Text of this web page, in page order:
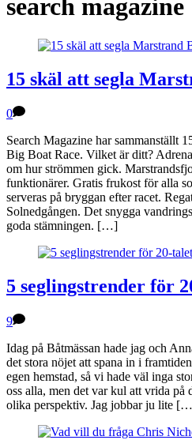
search magazine
15 skäl att segla
0
Search Magazine har sammanställt
Big Boat Race. Vilket är ditt?
om hur strömmen gick.
funktionärer. Gratis frukost för alla
serveras på bryggan efter racet.
Solnedgången. Det snygga
goda stämningen. […]
5 seglingstrender för
9
Idag på Båtmässan hade jag och
det stora nöjet att spana in i
egen hemstad, så vi hade väl inga
oss alla, men det var kul att vrida på
olika perspektiv. Jag jobbar ju lite